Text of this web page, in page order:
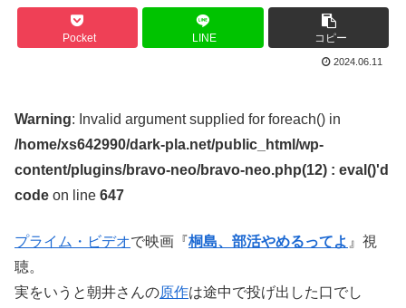
Pocket LINE コピー
2024.06.11
Warning: Invalid argument supplied for foreach() in
/home/xs642990/dark-pla.net/public_html/wp-
content/plugins/bravo-neo/bravo-neo.php(12) : eval()'d
code on line 647
プライム・ビデオで映画『桐島、部活やめるってよ 』視
聴。
実をいうと朝井さんの原作は途中で投げ出した口でし